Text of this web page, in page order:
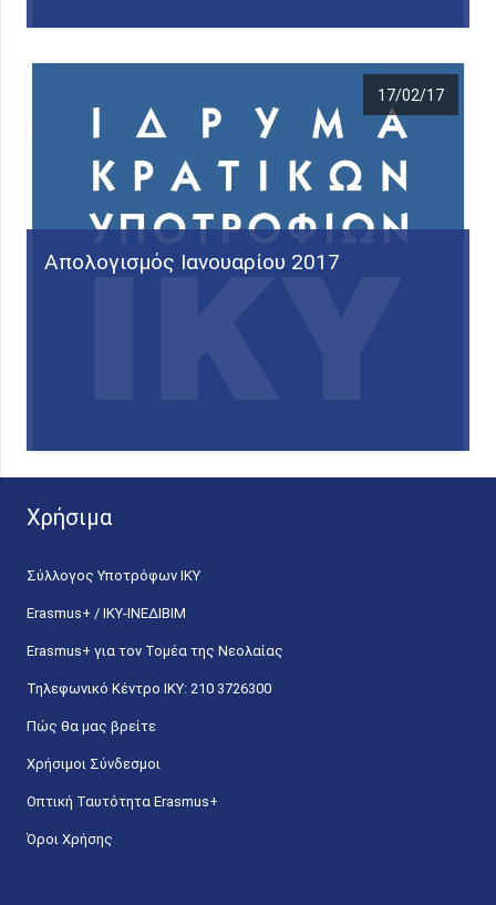
17/02/17
Απολογισμός Ιανουαρίου 2017
Χρήσιμα
Σύλλογος Υποτρόφων ΙΚΥ
Erasmus+ / ΙΚΥ-ΙΝΕΔΙΒΙΜ
Erasmus+ για τον Τομέα της Νεολαίας
Τηλεφωνικό Κέντρο IKY: 210 3726300
Πώς θα μας βρείτε
Χρήσιμοι Σύνδεσμοι
Οπτική Ταυτότητα Erasmus+
Όροι Χρήσης